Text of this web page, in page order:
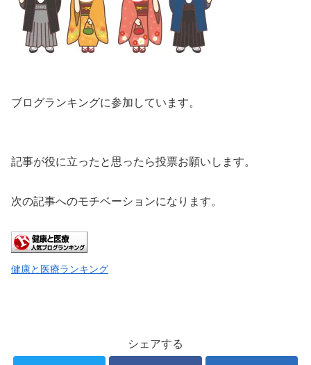
ブログランキングに参加しています。
記事が役に立ったと思ったら投票お願いします。
次の記事へのモチベーションになります。
健康と医療ランキング
シェアする